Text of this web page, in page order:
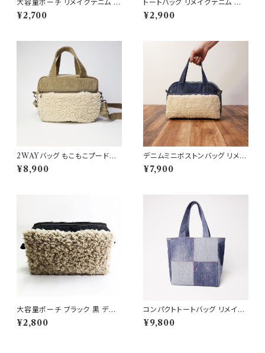
大容量ポーチ リメイクデニム パ
¥2,700
トートバッグ リメイクデニム ハ
ンドメイド １点物 マグネットホッ
ク ドット柄 縦長 ジーンズ アッ
¥2,900
2WAYバッグ もこもこプードル
ファー ライトブラウン
¥8,900
デニムミニボストンバッグ リメイ
クデニム ボアファスナーポケット
¥7,900
大容量ポーチ ブラック 黒 デニ
ム プードルファー ハンドメイド
DE4
¥2,800
コンパクトトートバッグ リメイク
デニム ペイント加工
¥9,800